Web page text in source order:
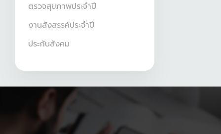
ตรวจสุขภาพประจำปี
งานสังสรรค์ประจำปี
ประกันสังคม